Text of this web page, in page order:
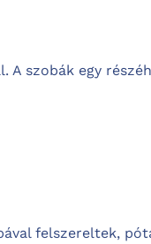
A szobák egy
felszereltek,